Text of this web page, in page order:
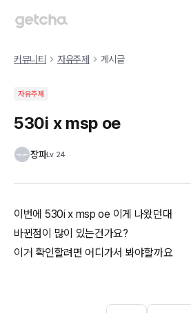
커뮤니티 자유주제 게시글
자유주제
530i x msp oe
장파Lv 24
이번에 530i x msp oe 이게 나왔던대
바뀐점이 많이 있는건가요?
이거 확인할려면 어디가서 봐야할까요